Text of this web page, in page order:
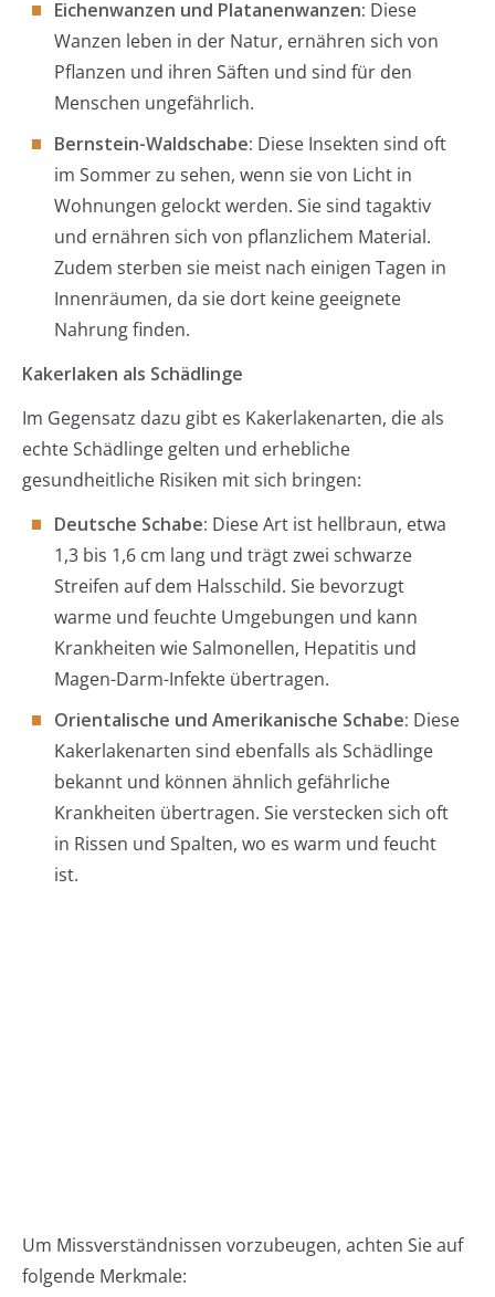
Eichenwanzen und Platanenwanzen: Diese
Wanzen leben in der Natur, ernähren sich von
Pflanzen und ihren Säften und sind für den
Menschen ungefährlich.
Bernstein-Waldschabe: Diese Insekten sind oft
im Sommer zu sehen, wenn sie von Licht in
Wohnungen gelockt werden. Sie sind tagaktiv
und ernähren sich von pflanzlichem Material.
Zudem sterben sie meist nach einigen Tagen in
Innenräumen, da sie dort keine geeignete
Nahrung finden.
Kakerlaken als Schädlinge
Im Gegensatz dazu gibt es Kakerlakenarten, die als
echte Schädlinge gelten und erhebliche
gesundheitliche Risiken mit sich bringen:
Deutsche Schabe: Diese Art ist hellbraun, etwa
1,3 bis 1,6 cm lang und trägt zwei schwarze
Streifen auf dem Halsschild. Sie bevorzugt
warme und feuchte Umgebungen und kann
Krankheiten wie Salmonellen, Hepatitis und
Magen-Darm-Infekte übertragen.
Orientalische und Amerikanische Schabe: Diese
Kakerlakenarten sind ebenfalls als Schädlinge
bekannt und können ähnlich gefährliche
Krankheiten übertragen. Sie verstecken sich oft
in Rissen und Spalten, wo es warm und feucht
ist.
Um Missverständnissen vorzubeugen, achten Sie auf
folgende Merkmale: